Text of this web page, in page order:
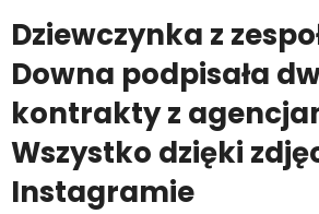
Dziewczynka z
Downa podpisała
kontrakty z
Wszystko dzięki
Instagramie